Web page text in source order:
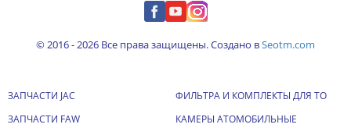
© 2016 - 2026 Все права защищены. Создано вSeotm.com
ЗАПЧАСТИ JAC
ЗАПЧАСТИ FAW
ФИЛЬТРА И КОМПЛЕКТЫ ДЛЯ ТО
КАМЕРЫ АТОМОБИЛЬНЫЕ